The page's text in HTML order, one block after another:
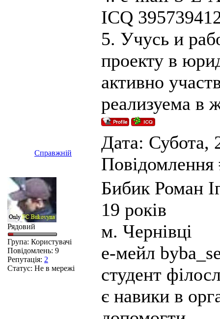
ICQ
5. Учусь и
проекту в
активно
реализуема в
Справжній
Дата: Субота,
Рядовий
Група: Користувачі
Повідомлень: 9
Репутація: 2
Статус: Не в мережі
Бибик Роман
19 років
м. Чернівці
е-мейл
студент
є навики в